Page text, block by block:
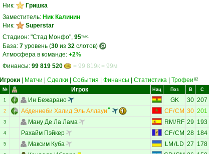
Ник:
Гришка
Заместитель: Ник Калинин
Ник:
Superstar
Стадион: "Стад Монфо", 95тыс.
База: 7 уровень (30 из 32 слотов)
Атмосфера в команде: +2%
Финансы: 99 819 520 = 99 819к = 99м
Игроки Матчи Сделки События Финансы Статистика Трофеи 82
№ Игрок Нац Поз В С
1 Ин Бежарано GK 30 207
2 Абденнеби Халид Эль Аллауи CF/CM 30 201
3 Ману Де Ла Лама RM / RF 29 193
4 Рахайм Пэйкер CF/CM 28 184
5 Максим Куба LM / LD 27 178